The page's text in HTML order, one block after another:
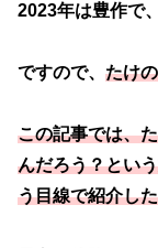
2023年は豊作で
ですので、 たけ
この記事では、
んだろう？とい
う目線で紹介し